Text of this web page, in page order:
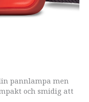
pannlampa men
och smidig att